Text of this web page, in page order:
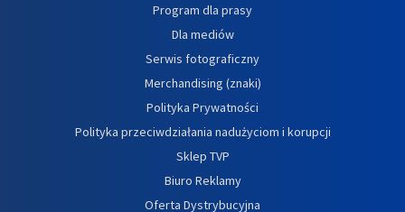
Program dla prasy
Dla mediów
Serwis fotograficzny
Merchandising (znaki)
Polityka Prywatności
Polityka przeciwdziałania nadużyciom i korupcji
Sklep TVP
Biuro Reklamy
Oferta Dystrybucyjna